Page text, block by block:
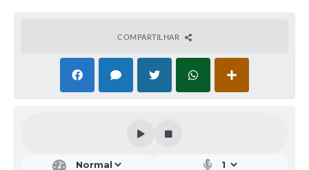
COMPARTILHAR